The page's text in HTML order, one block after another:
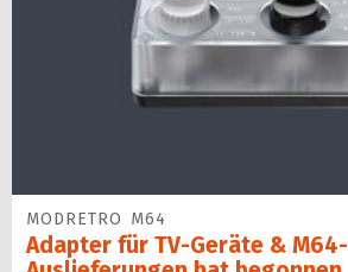
MODRETRO M64
Adapter für TV-Geräte & M64-